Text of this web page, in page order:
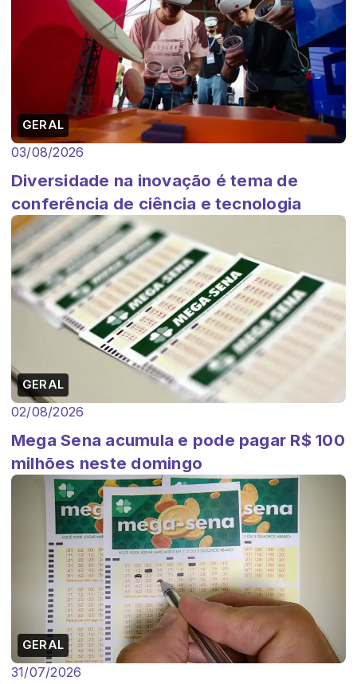
GERAL
03/08/2026
Diversidade na inovação é tema de
conferência de ciência e tecnologia
GERAL
02/08/2026
Mega Sena acumula e pode pagar R$ 100
milhões neste domingo
GERAL
31/07/2026